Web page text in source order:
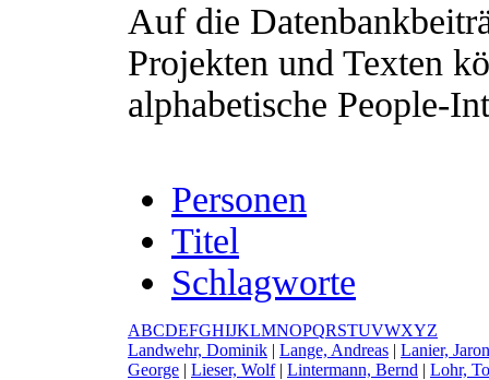
Auf die
Projekten und Texten
alphabetische People-
Personen
Titel
Schlagworte
ABCDEFGHIJKLMNOPQRSTUVWXYZ
Landwehr, Dominik | Lange, Andreas | Lanier, Jaron
George | Lieser, Wolf| Lintermann, Bernd | Lohr,